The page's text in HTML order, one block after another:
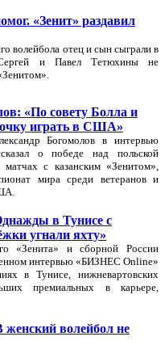
«Зенит» раздавил
волейбола отец и сын сыграли в
и Павел Тетюхины не
«По совету Болла и
играть в США»
Богомолов в интервью
о победе над польской
с казанским «Зенитом»,
мира среди ветеранов и
в Тунисе с
угнали яхту»
«Зенита» и сборной России
интервью «БИЗНЕС Online»
в Тунисе, нижневартовских
премиальных в карьере,
волейбол не